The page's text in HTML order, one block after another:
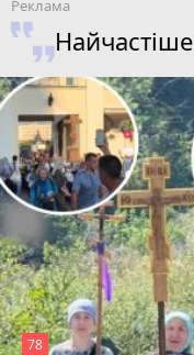
Найчастіше
78